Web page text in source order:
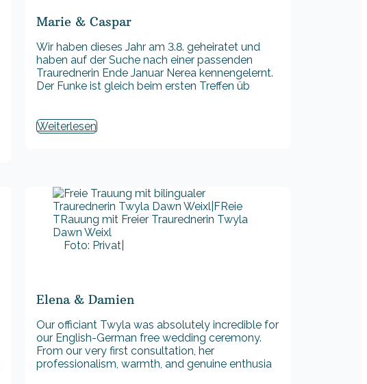
Marie & Caspar
Wir haben dieses Jahr am 3.8. geheiratet und
haben auf der Suche nach einer passenden
Traurednerin Ende Januar Nerea kennengelernt.
Der Funke ist gleich beim ersten Treffen üb
Weiterlesen
Foto: Privat|
Elena & Damien
Our officiant Twyla was absolutely incredible for
our English-German free wedding ceremony.
From our very first consultation, her
professionalism, warmth, and genuine enthusia